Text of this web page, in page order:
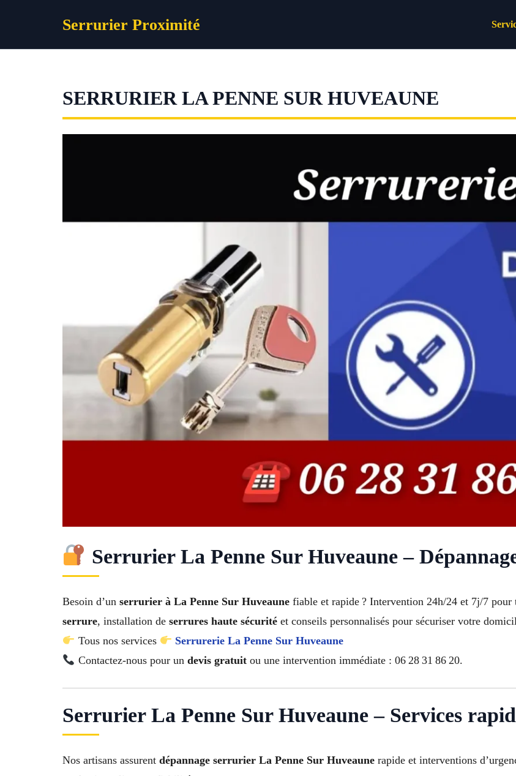
Serrurier Proximité
SERRURIER LA PENNE SUR HUVEAUNE
Serrurier La Penne Sur Huveaune –
Besoin d’un serrurier à La Penne Sur Huveaune fiable et rapide ? Intervention 24h/24 et 7j/7 pour
serrure, installation de serrures haute sécurité et conseils personnalisés pour sécuriser votre
Tous nos services
Serrurerie La Penne Sur Huveaune
Contactez-nous pour un devis gratuitou une intervention immédiate : 06 28 31 86 20.
Serrurier La Penne Sur Huveaune – Services
Nos artisans assurent dépannage serrurier La Penne Sur Huveaune rapide et interventions